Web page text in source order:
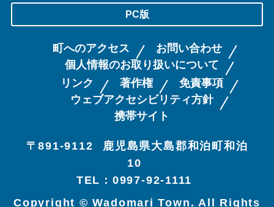
PC版
町へのアクセス
お問い合わせ
個人情報のお取り扱いについて
リンク
著作権
免責事項
ウェブアクセシビリティ方針
携帯サイト
〒891-9112
鹿児島県大島郡和泊町和泊
10
TEL：0997-92-1111
Copyright © Wadomari Town. All Rights